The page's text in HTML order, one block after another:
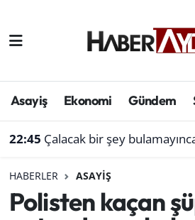
Asayiş Ekonomi Gündem
22:45 Çalacak bir şey bulamayınca baz
HABERLER ASAYIŞ
Polisten kaçan
Afyonkarahisar
Çevre
Genel
Aydın Hava Durumu
Süper Lig Puan Durumu
Son Dakika Haberleri